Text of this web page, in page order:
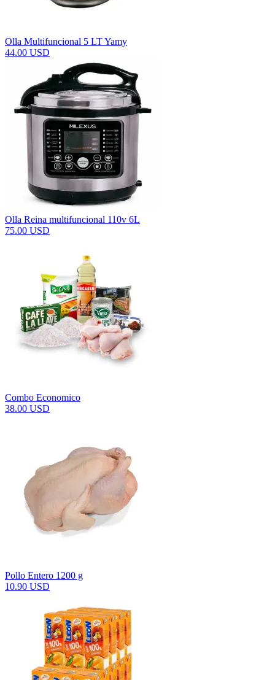
Olla Multifuncional 5 LT Yamy
44.00 USD
Olla Reina multifuncional 110v 6L
75.00 USD
Combo Economico
38.00 USD
Pollo Entero 1200 g
10.90 USD